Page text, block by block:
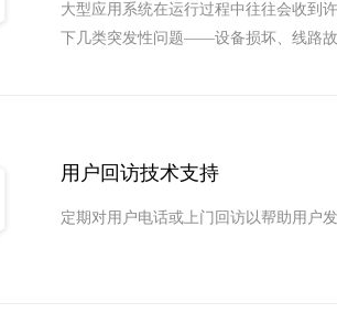
大型应用系统在运行过程中往往会收到
下几类突发性问题——设备损坏、线路
用户回访技术支持
定期对用户电话或上门回访以帮助用户